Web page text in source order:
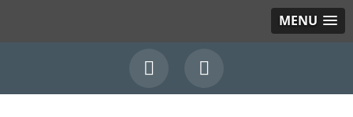
MENU